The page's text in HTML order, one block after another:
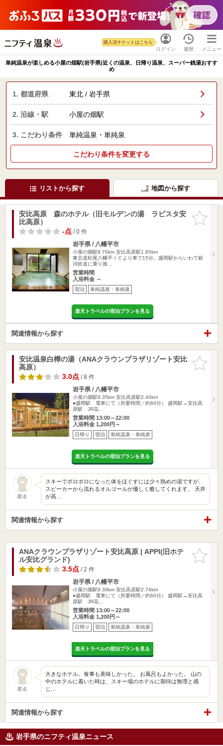
ログイン
購入済チケットはこちら
履歴 メニュー
単純温泉が楽しめる小屋の畑駅(岩手県)近くの温泉、日帰り温泉、スーパー銭湯おすす
め
1. 都道府県 東北 / 岩手県
2. 沿線・駅 小屋の畑駅
3. こだわり条件 単純温泉・単純泉
こだわり条件を変更する
リストから探す 地図から探す
お気に入
りに追加
安比高原 森のホテル（旧モルデンの湯 ラビスタ安
比高原）
-点/ 0 件
岩手県 / 八幡平市
小屋の畑駅8.76km 安比高原駅1.85km
東北道松尾八幡平ＩＣより車で15分。盛岡駅からいわて銀
河鉄道に乗り換…
営業時間
入浴料金 ～
宿泊 単純温泉・単純泉
楽天トラベルの宿泊プランを見る
関連情報から探す
お気に入
りに追加
安比温泉白樺の湯（ANAクラウンプラザリゾート安比
高原）
3.0点/ 8 件
岩手県 / 八幡平市
小屋の畑駅9.35km 安比高原駅2.40km
●盛岡駅 電車にて（所要時間／約60分） 盛岡駅→安比高
原駅 JR花…
営業時間 13:00～22:00
入浴料金 1,200円～
日帰り 宿泊 単純温泉・単純泉
楽天トラベルの宿泊プランを見る
匿名
スキーでボロボロになった体をほぐすには少々熱めの湯ですが、
スピーカーから流れるオルゴールが優しく癒してくれます。 天井
が高…
関連情報から探す
お気に入
りに追加
ANAクラウンプラザリゾート安比高原 | APPI(旧ホテ
ル安比グランド)
3.5点/ 2 件
岩手県 / 八幡平市
小屋の畑駅9.39km 安比高原駅2.74km
●盛岡駅 電車にて（所要時間／約60分） 盛岡駅→安比高
原駅 JR花…
営業時間 13:00～22:00
入浴料金 1,200円～
日帰り 宿泊 単純温泉・単純泉
楽天トラベルの宿泊プランを見る
匿名
大きなホテル。食事も美味しかった。 お風呂もよかった。 山の
中のホテルに着いた時は、スキー場のホテルに期待は無理と感
じ…
関連情報から探す
岩手県のニフティ温泉ニュース